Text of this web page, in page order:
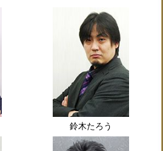
鈴木たろう